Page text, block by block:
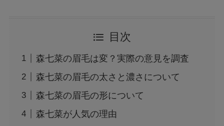
目次
森七菜の眉毛は変？実際の意見を調査
森七菜の眉毛の太さと濃さについて
森七菜の眉毛の形について
森七菜が人気の理由